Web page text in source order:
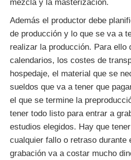
mezcla y la masterización.
Además el productor debe
de producción y lo que se va a
realizar la producción. Para ello
calendarios, los costes de
hospedaje, el material que se
sueldos que va a tener que
el que se termine la
tener todo listo para entrar a
estudios elegidos. Hay que
cualquier fallo o retraso durante
grabación va a costar mucho